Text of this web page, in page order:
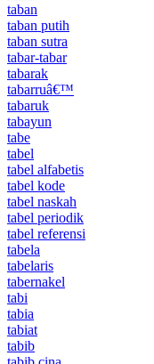
taban
taban putih
taban sutra
tabar-tabar
tabarak
tabarruâ€™
tabaruk
tabayun
tabe
tabel
tabel alfabetis
tabel kode
tabel naskah
tabel periodik
tabel referensi
tabela
tabelaris
tabernakel
tabi
tabia
tabiat
tabib